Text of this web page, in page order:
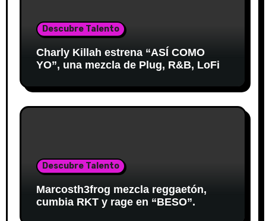
Descubre Talento
Charly Killah estrena “ASÍ COMO
YO”, una mezcla de Plug, R&B, LoFi
Descubre Talento
Marcosth3frog mezcla reggaetón,
cumbia RKT y rage en “BESO”.